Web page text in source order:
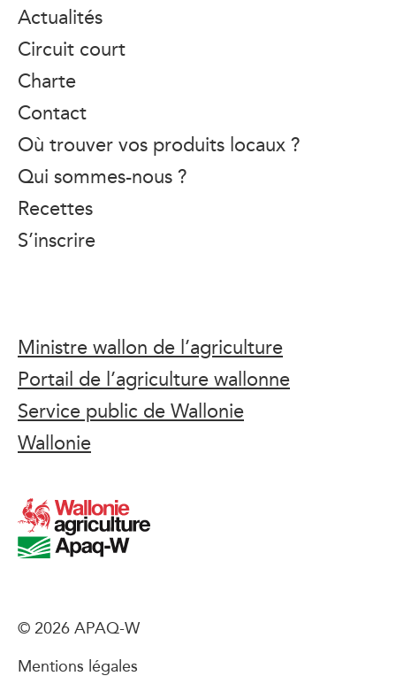
Actualités
Circuit court
Charte
Contact
Où trouver vos produits locaux ?
Qui sommes-nous ?
Recettes
S’inscrire
Ministre wallon de l’agriculture
Portail de l’agriculture wallonne
Service public de Wallonie
Wallonie
© 2026 APAQ-W
Mentions légales